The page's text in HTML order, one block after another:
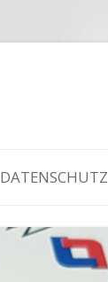
DATENSCHUTZ